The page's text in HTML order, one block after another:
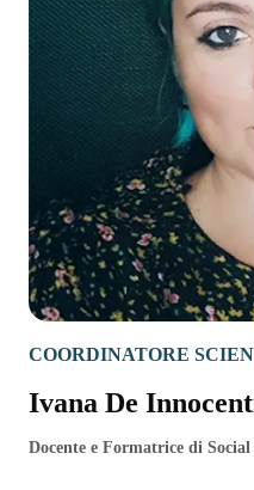
COORDINATORE
Ivana De
Docente e Formatrice di